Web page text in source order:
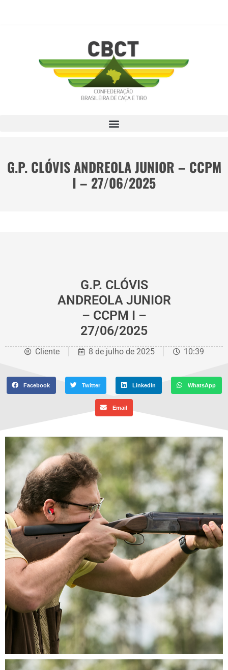
G.P. CLÓVIS ANDREOLA JUNIOR – CCPM
I – 27/06/2025
G.P. CLÓVIS
ANDREOLA JUNIOR
– CCPM I –
27/06/2025
Cliente 8 de julho de 2025 10:39
Facebook Twitter LinkedIn WhatsApp
Email